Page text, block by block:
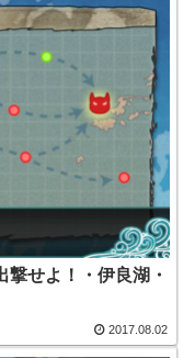
撃せよ！・伊良湖・
2017.08.02